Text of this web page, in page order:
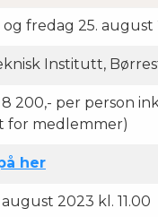
og fredag 25. august
Institutt,
8 200,- per person
for medlemmer)
her
2023 kl. 11.00